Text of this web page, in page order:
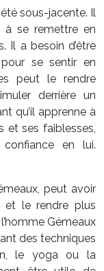
sous-jacente. Il
à se remettre en
Il a besoin d’être
se sentir en
peut le rendre
derrière un
qu’il apprenne à
et ses faiblesses,
en lui.
peut avoir
et le rendre plus
Gémeaux
des techniques
le yoga ou la